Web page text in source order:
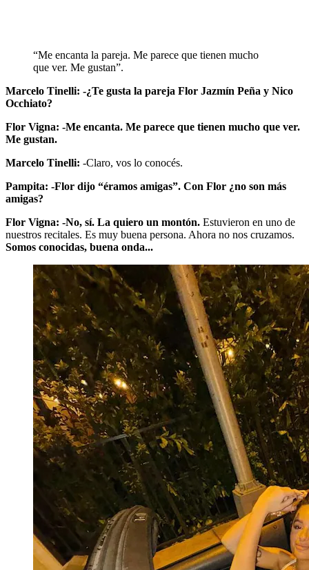
“Me encanta la pareja. Me parece que tienen mucho
que ver. Me gustan”.
Marcelo Tinelli: -¿Te gusta la pareja Flor Jazmín Peña y Nico
Occhiato?
Flor Vigna: -Me encanta. Me parece que tienen mucho que ver.
Me gustan.
Marcelo Tinelli: -Claro, vos lo conocés.
Pampita: -Flor dijo “éramos amigas”. Con Flor ¿no son más
amigas?
Flor Vigna: -No, sí. La quiero un montón. Estuvieron en uno de
nuestros recitales. Es muy buena persona. Ahora no nos cruzamos.
Somos conocidas, buena onda...